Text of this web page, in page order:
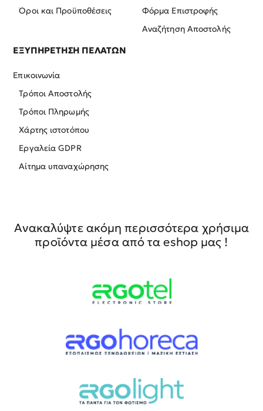
Όροι και Προϋποθέσεις
Φόρμα Επιστροφής
Αναζήτηση Αποστολής
ΕΞΥΠΗΡΕΤΗΣΗ ΠΕΛΑΤΩΝ
Επικοινωνία
Τρόποι Αποστολής
Τρόποι Πληρωμής
Χάρτης ιστοτόπου
Εργαλεία GDPR
Αίτημα υπαναχώρησης
Ανακαλύψτε ακόμη περισσότερα χρήσιμα
προϊόντα μέσα από τα eshop μας !